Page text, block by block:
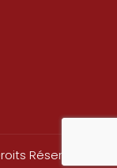
Réservés.